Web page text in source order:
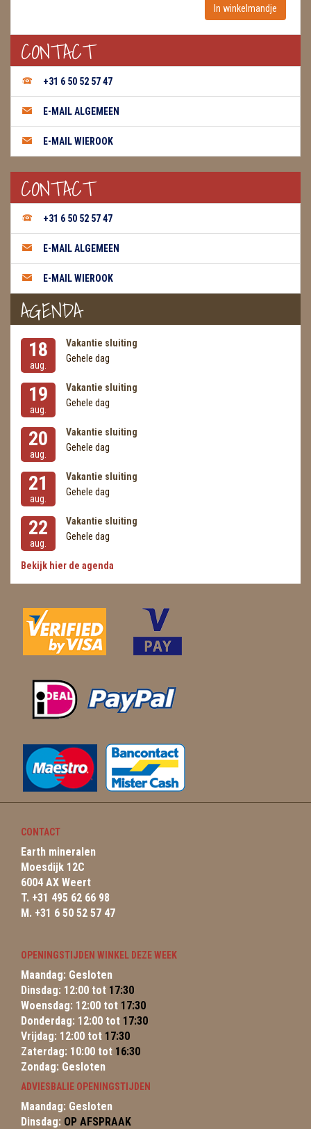
WIEROOK HUTTEN & PLANKJES
ZAKJES WATER ELIXERS
CONTACT
+31 6 50 52 57 47
E-MAIL ALGEMEEN
E-MAIL WIEROOK
CONTACT
+31 6 50 52 57 47
E-MAIL ALGEMEEN
E-MAIL WIEROOK
AGENDA
18
aug.
Vakantie sluiting
Gehele dag
19
aug.
Vakantie sluiting
Gehele dag
20
aug.
Vakantie sluiting
Gehele dag
21
aug.
Vakantie sluiting
Gehele dag
22
aug.
Vakantie sluiting
Gehele dag
Bekijk hier de agenda
CONTACT
Earth mineralen
Moesdijk 12C
6004 AX Weert
T. +31 495 62 66 98
M. +31 6 50 52 57 47
OPENINGSTIJDEN WINKEL DEZE WEEK
Maandag: Gesloten
Dinsdag: 12:00 tot 17:30
Woensdag: 12:00 tot 17:30
Donderdag: 12:00 tot 17:30
Vrijdag: 12:00 tot 17:30
Zaterdag: 10:00 tot 16:30
Zondag: Gesloten
ADVIESBALIE OPENINGSTIJDEN
Maandag: Gesloten
Dinsdag: OP AFSPRAAK